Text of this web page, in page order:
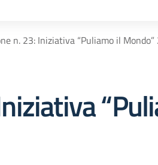
n. 23: Iniziativa “Puliamo il